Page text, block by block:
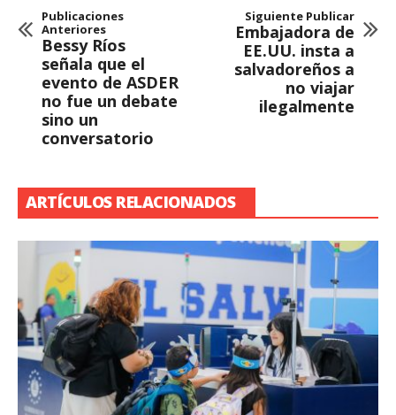
Publicaciones
Anteriores
Bessy Ríos
señala que el
evento de ASDER
no fue un debate
sino un
conversatorio
Siguiente Publicar
Embajadora de
EE.UU. insta a
salvadoreños a
no viajar
ilegalmente
ARTÍCULOS RELACIONADOS